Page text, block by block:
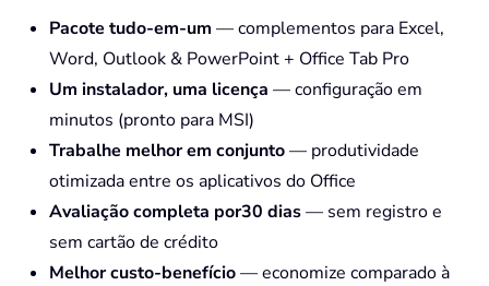
Pacote tudo-em-um — complementos para Excel,
Word, Outlook & PowerPoint + Office Tab Pro
Um instalador, uma licença — configuração em
minutos (pronto para MSI)
Trabalhe melhor em conjunto— produtividade
otimizada entre os aplicativos do Office
Avaliação completa por30 dias— sem registro e
sem cartão de crédito
Melhor custo-benefício— economize comparado à